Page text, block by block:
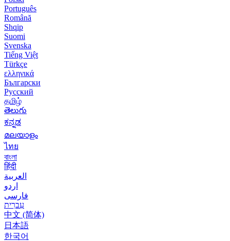
Português
Română
Shqip
Suomi
Svenska
Tiếng Việt
Türkçe
ελληνικά
Български
Русский
தமிழ்
తెలుగు
ಕನ್ನಡ
മലയാളം
ไทย
বাংলা
हिंदी
العربية
اردو
فارسی
עִברִית
中文 (简体)
日本語
한국어